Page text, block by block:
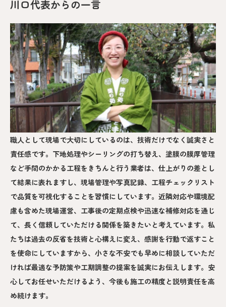
川口代表からの一言
職人として現場で大切にしているのは、技術だけでなく誠実さと
責任感です。下地処理やシーリングの打ち替え、塗膜の膜厚管理
など手間のかかる工程をきちんと行う業者は、仕上がりの差とし
て結果に表れますし、現場管理や写真記録、工程チェックリスト
で品質を可視化することを習慣にしています。近隣対応や環境配
慮も含めた現場運営、工事後の定期点検や迅速な補修対応を通じ
て、長く信頼していただける関係を築きたいと考えています。私
たちは過去の反省を技術と心構えに変え、感謝を行動で返すこと
を使命にしていますから、小さな不安でも早めに相談していただ
ければ最適な予防策や工期調整の提案を誠実にお伝えします。安
心してお任せいただけるよう、今後も施工の精度と説明責任を高
め続けます。